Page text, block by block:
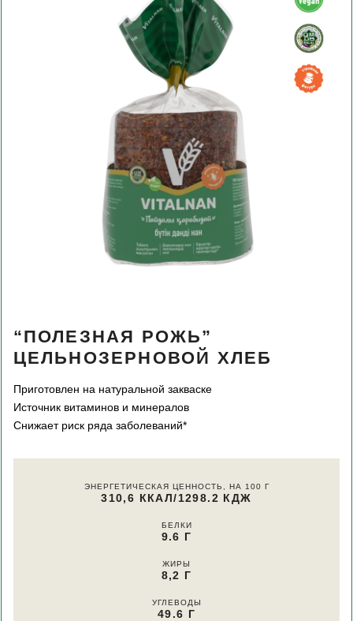
“ПОЛЕЗНАЯ РОЖЬ”
ЦЕЛЬНОЗЕРНОВОЙ ХЛЕБ
Приготовлен на натуральной закваске
Источник витаминов и минералов
Снижает риск ряда заболеваний*
ЭНЕРГЕТИЧЕСКАЯ ЦЕННОСТЬ, НА 100 Г
310,6 ККАЛ/1298.2 КДЖ
БЕЛКИ
9.6 Г
ЖИРЫ
8,2 Г
УГЛЕВОДЫ
49.6 Г